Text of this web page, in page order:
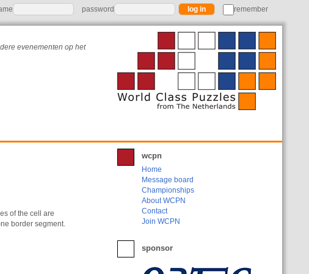
password remember
evenementen op het
of the cell are
border segment.
wcpn
Home
Message board
Championships
About WCPN
Contact
Join WCPN
sponsor